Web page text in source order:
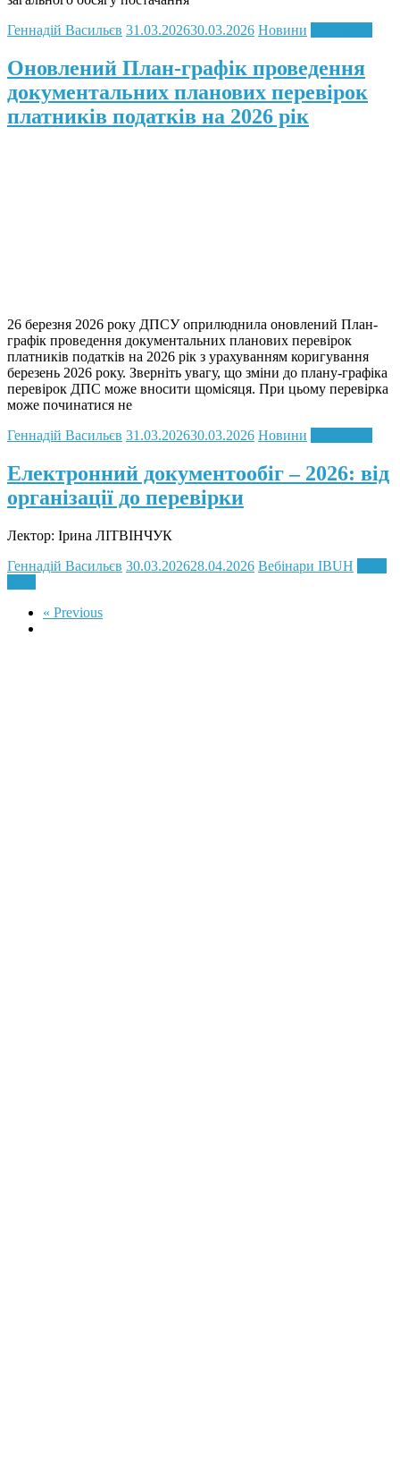
Геннадій Васильєв 31.03.202630.03.2026 Новини
Оновлений План-графік проведення
документальних планових перевірок
платників податків на 2026 рік
26 березня 2026 року ДПСУ оприлюднила оновлений План-
графік проведення документальних планових перевірок
платників податків на 2026 рік з урахуванням коригування
березень 2026 року. Зверніть увагу, що зміни до плану-графіка
перевірок ДПС може вносити щомісяця. При цьому перевірка
може починатися не
Геннадій Васильєв 31.03.202630.03.2026 Новини
Електронний документообіг – 2026: від
організації до перевірки
Лектор: Ірина ЛІТВІНЧУК
Геннадій Васильєв 30.03.202628.04.2026 Вебінари IBUH
« Previous